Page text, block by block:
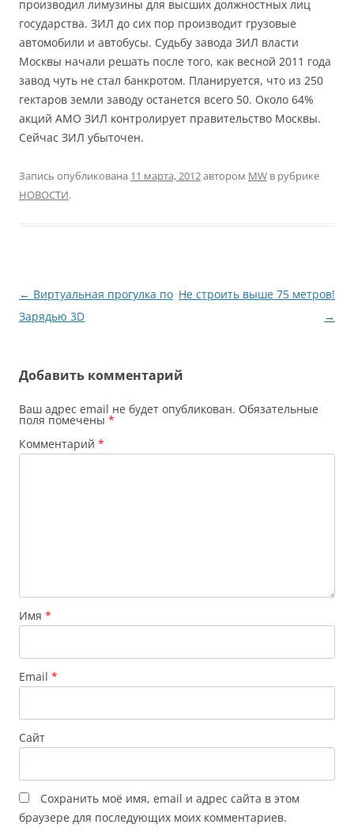
производил лимузины для высших должностных лиц
государства. ЗИЛ до сих пор производит грузовые
автомобили и автобусы. Судьбу завода ЗИЛ власти
Москвы начали решать после того, как весной 2011 года
завод чуть не стал банкротом. Планируется, что из 250
гектаров земли заводу останется всего 50. Около 64%
акций АМО ЗИЛ контролирует правительство Москвы.
Сейчас ЗИЛ убыточен.
Запись опубликована 11 марта, 2012автором MW в рубрике
НОВОСТИ.
Навигация
по
← Виртуальная прогулка по
Зарядью 3D
Не строить выше 75 метров!
→
Добавить комментарий
Ваш адрес email не будет опубликован. Обязательные
поля помечены *
Комментарий *
Имя *
Email *
Сайт
Сохранить моё имя, email и адрес сайта в этом
браузере для последующих моих комментариев.